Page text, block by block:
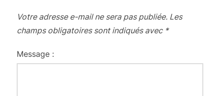
Votre adresse e-mail ne sera pas publiée. Les
champs obligatoires sont indiqués avec *
Message :